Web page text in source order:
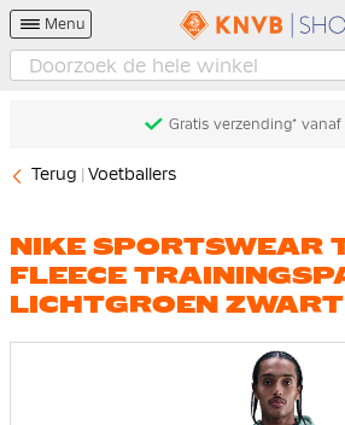
Menu
Gratis verzending* vanaf
Terug Voetballers
NIKE SPORTSWEAR
FLEECE
LICHTGROEN ZWART